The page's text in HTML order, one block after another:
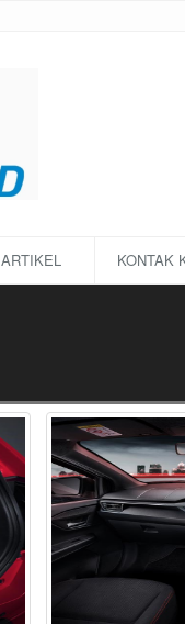
ARTIKEL KONTAK